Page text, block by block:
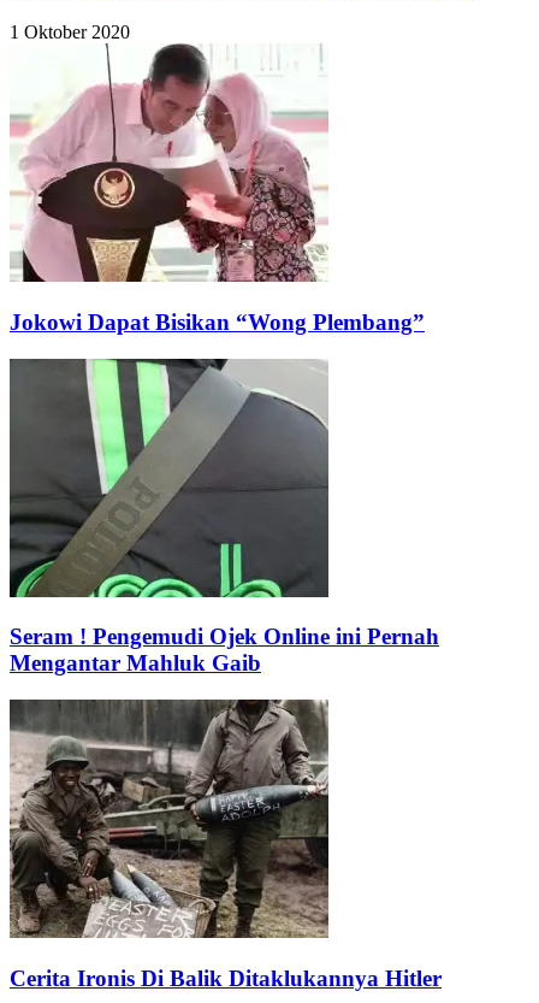
1 Oktober 2020
Jokowi Dapat Bisikan “Wong Plembang”
Seram ! Pengemudi Ojek Online ini Pernah
Mengantar Mahluk Gaib
Cerita Ironis Di Balik Ditaklukannya Hitler